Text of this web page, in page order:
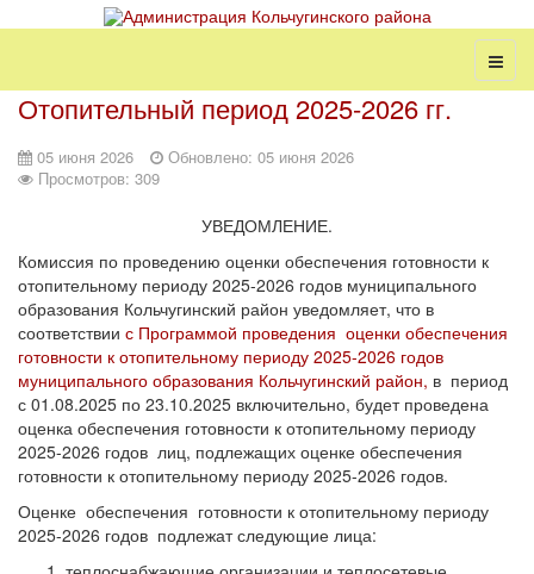
Отопительный период 2025-2026 гг.
05 июня 2026
Обновлено: 05 июня 2026
Просмотров: 309
УВЕДОМЛЕНИЕ.
Комиссия по проведению оценки обеспечения готовности к
отопительному периоду 2025-2026 годов муниципального
образования Кольчугинский район уведомляет, что в
соответствии с Программой проведения оценки обеспечения
готовности к отопительному периоду 2025-2026 годов
муниципального образования Кольчугинский район, в период
с 01.08.2025 по 23.10.2025 включительно, будет проведена
оценка обеспечения готовности к отопительному периоду
2025-2026 годов лиц, подлежащих оценке обеспечения
готовности к отопительному периоду 2025-2026 годов.
Оценке обеспечения готовности к отопительному периоду
2025-2026 годов подлежат следующие лица: